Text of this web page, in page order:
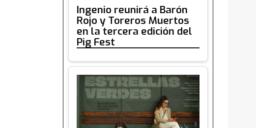
Ingenio reunirá a Barón
Rojo y Toreros Muertos
en la tercera edición del
Pig Fest